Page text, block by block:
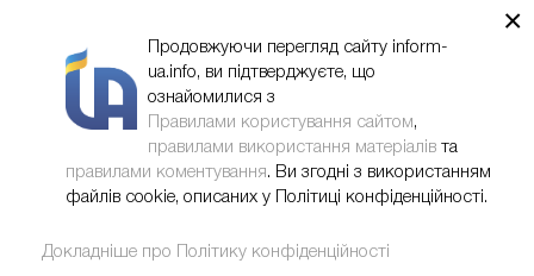
×
Продовжуючи перегляд сайту inform-
ua.info, ви підтверджуєте, що
ознайомилися з
Правилами користування сайтом,
правилами використання матеріалів та
правилами коментування. Ви згодні з використанням
файлів cookie, описаних у Політиці конфіденційності.
Докладніше про Політику конфіденційності